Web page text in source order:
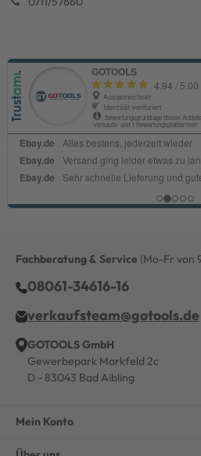
Fachberatung & Service (Mo-Fr von
08061-34616-16
verkaufsteam@gotools.de
GOTOOLS GmbH
Gewerbepark Markfeld 2c
D - 83043 Bad Aibling
Mein Konto